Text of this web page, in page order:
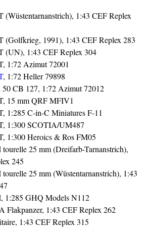
1:43 CEF Replex
1991), 1:43 CEF Replex 283
(UN), 1:43 CEF Replex 304
1:72 Azimut 72001
, 1:72 Heller 79898
CB 127, 1:72 Azimut 72012
15 mm QRF MFIV1
1:285 C-in-C Miniatures F-11
1:300 SCOTIA/UM487
1:300 Heroics & Ros FM05
25 mm (Dreifarb-Tarnanstrich),
245
25 mm (Wüstentarnanstrich), 1:43
1:285 GHQ Models N112
Flakpanzer, 1:43 CEF Replex 262
1:43 CEF Replex 315